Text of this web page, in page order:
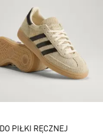
PIŁKI RĘCZNEJ